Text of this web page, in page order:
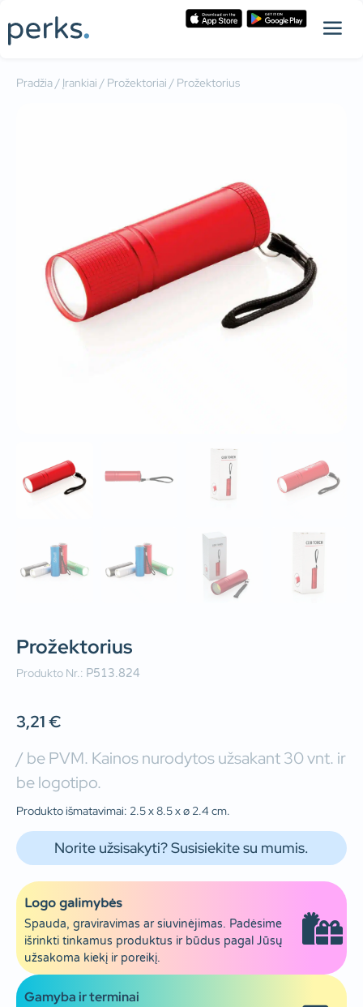
Pradžia/ Įrankiai / Prožektoriai / Prožektorius
Prožektorius
Produkto Nr.: P513.824
3,21€
/ be PVM. Kainos nurodytos užsakant 30 vnt. ir
be logotipo.
Produkto išmatavimai: 2.5 x 8.5 x ø 2.4 cm.
Norite užsisakyti? Susisiekite su mumis.
Logo galimybės
Spauda, graviravimas ar siuvinėjimas. Padėsime
išrinkti tinkamus produktus ir būdus pagal Jūsų
užsakoma kiekį ir poreikį.
Gamyba ir terminai